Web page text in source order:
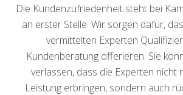
Die Kundenzufriedenheit steht bei
an erster Stelle. Wir sorgen dafür,
vermittelten Experten
Kundenberatung offerieren. Sie
verlassen, dass die Experten nicht
Leistung erbringen, sondern auch